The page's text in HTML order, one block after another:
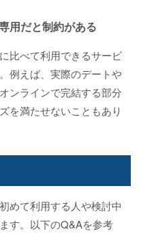
用だと制約がある
比べて利用できるサービ
例えば、実際のデートや
ンラインで完結する部分
を満たせないこともあり
めて利用する人や検討中
す。以下のQ&Aを参考